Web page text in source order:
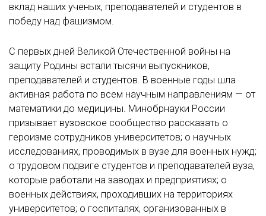
вклад наших ученых, преподавателей и студентов в
победу над фашизмом.
С первых дней Великой Отечественной войны на
защиту Родины встали тысячи выпускников,
преподавателей и студентов. В военные годы шла
активная работа по всем научным направлениям — от
математики до медицины. Минобрнауки России
призывает вузовское сообщество рассказать о
героизме сотрудников университетов; о научных
исследованиях, проводимых в вузе для военных нужд;
о трудовом подвиге студентов и преподавателей вуза,
которые работали на заводах и предприятиях; о
военных действиях, проходивших на территориях
университетов; о госпиталях, организованных в